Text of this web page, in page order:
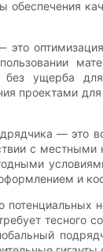
обеспечения
ущерба
проектами
— это
с
и
тесного